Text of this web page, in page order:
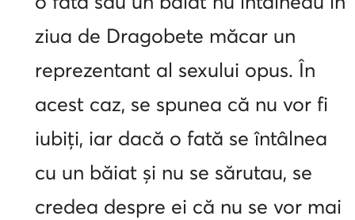
ziua de Dragobete măcar un
reprezentant al sexului opus. În
acest caz, se spunea că nu vor fi
iubiți, iar dacă o fată se întâlnea
cu un băiat și nu se sărutau, se
credea despre ei că nu se vor mai